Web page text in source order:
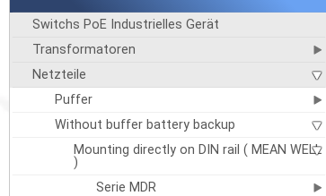
Switchs PoE Industrielles Gerät
Transformatoren
Netzteile
Puffer
Without buffer battery backup
Mounting directly on DIN rail ( MEAN WELL
)
Serie MDR